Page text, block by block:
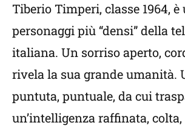
Tiberio Timperi, classe 1964, è
personaggi più “densi” della
italiana. Un sorriso aperto,
rivela la sua grande umanità.
puntuta, puntuale, da cui
un’intelligenza raffinata,